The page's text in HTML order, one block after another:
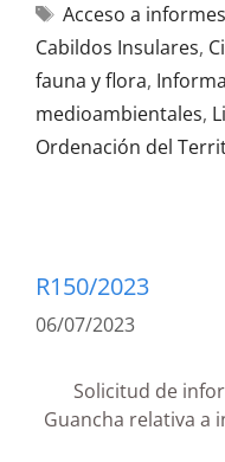
Acceso a informes
Cabildos Insulares,
fauna y flora,
medioambientales,
Ordenación del
R150/2023
06/07/2023
Solicitud de
Guancha relativa a